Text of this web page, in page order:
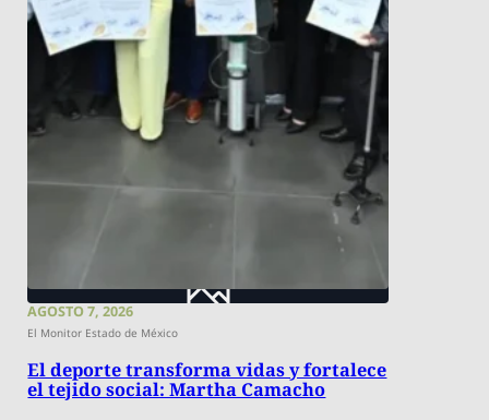
AGOSTO 7, 2026
El Monitor Estado de México
El deporte transforma vidas y fortalece
el tejido social: Martha Camacho